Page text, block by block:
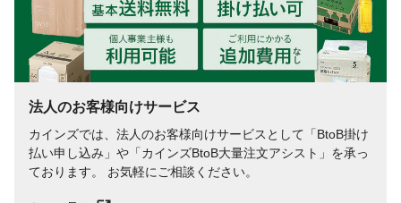
法人のお客様向けサービス
カインズでは、法人のお客様向けサービスとして「BtoB掛け
払い申し込み」や「カインズBtoB大量注文アシスト」を承っ
ております。 お気軽にご相談ください。